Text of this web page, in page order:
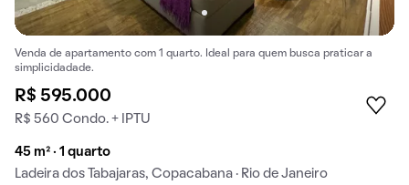
Venda de apartamento com 1 quarto. Ideal para quem busca praticar a
simplicidadade.
R$ 595.000
R$ 560 Condo. + IPTU
45 m² · 1 quarto
Ladeira dos Tabajaras, Copacabana · Rio de Janeiro